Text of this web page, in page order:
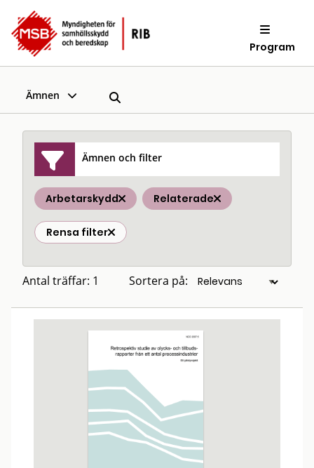
Program
Ämnen
Ämnen och filter
Arbetarskydd Relaterade
Rensa filter
Antal träffar: 1 Sortera på: